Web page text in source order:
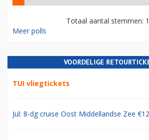
Totaal aantal stemmen:
Meer polls
VOORDELIGE
TUI vliegtickets
Jul: 8-dg cruise Oost Middellandse Zee